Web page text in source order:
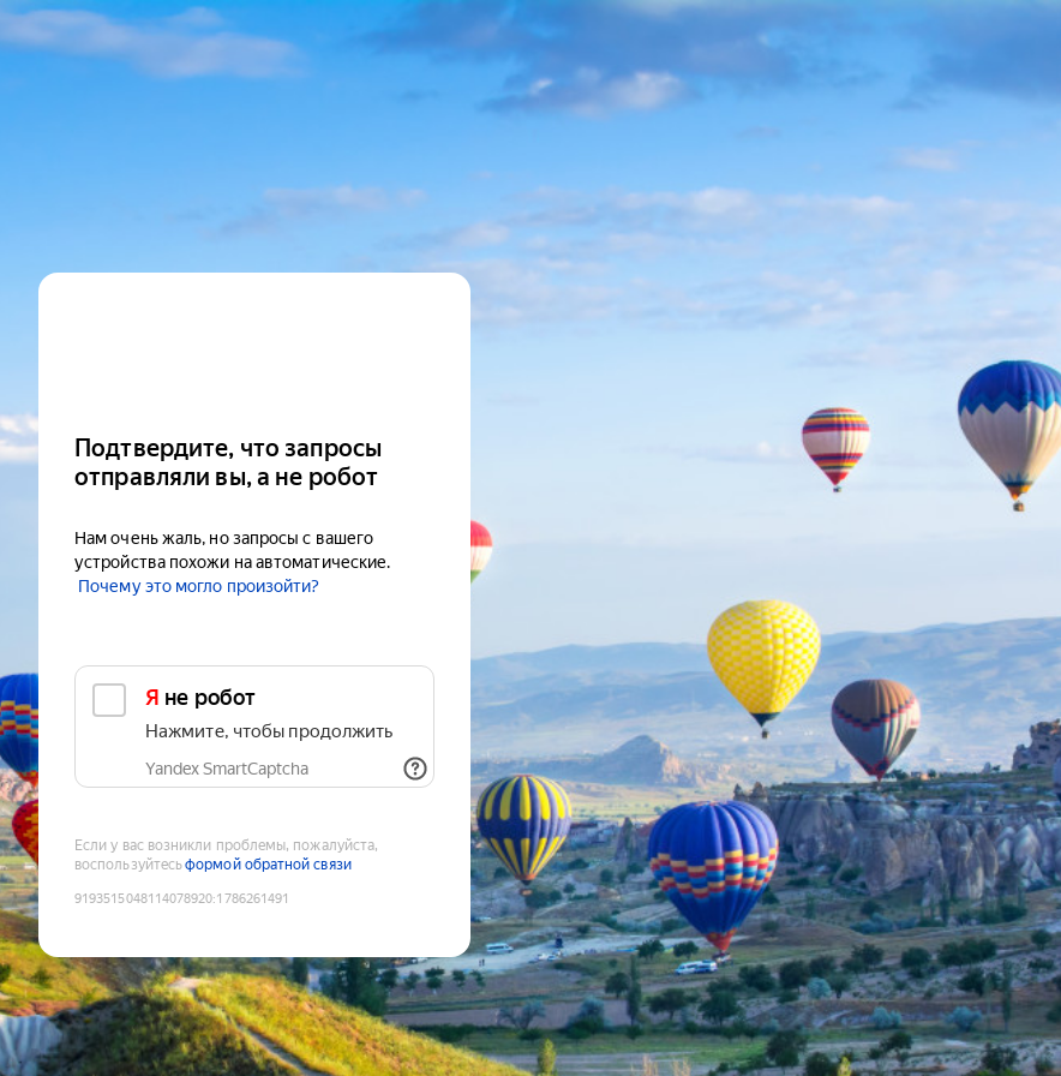
Подтвердите, что запросы
отправляли вы, а не робот
Нам очень жаль, но запросы с вашего
устройства похожи на автоматические.
Почему это могло произойти?
Я не робот
Нажмите, чтобы продолжить
Yandex SmartCaptcha
Если у вас возникли проблемы, пожалуйста,
воспользуйтесьформой обратной связи
9193515048114078920:1786261491